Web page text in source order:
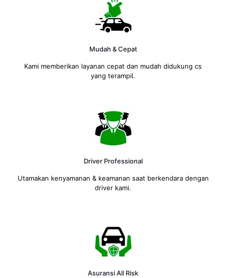
Mudah & Cepat
Kami memberikan layanan cepat dan mudah didukung cs
yang terampil.
Driver Professional
Utamakan kenyamanan & keamanan saat berkendara dengan
driver kami.
Asuransi All Risk